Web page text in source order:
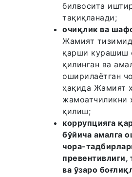
билвосита
тақиқланади;
очиқлик ва
Жамият
қарши курашиш
қилинган ва
оширилаётган
ҳақида Жамият
жамоатчиликни
қилиш;
коррупцияга
бўйича амалга
чора-
превентивлиги,
ва ўзаро